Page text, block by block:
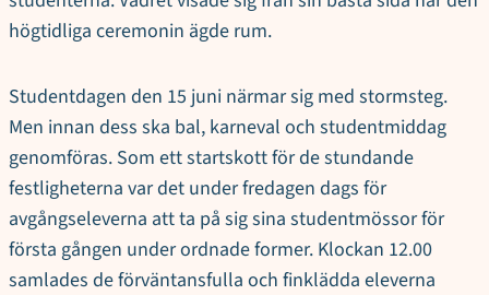
högtidliga ceremonin ägde rum.
Studentdagen den 15 juni närmar sig med stormsteg.
Men innan dess ska bal, karneval och studentmiddag
genomföras. Som ett startskott för de stundande
festligheterna var det under fredagen dags för
avgångseleverna att ta på sig sina studentmössor för
första gången under ordnade former. Klockan 12.00
samlades de förväntansfulla och finklädda eleverna